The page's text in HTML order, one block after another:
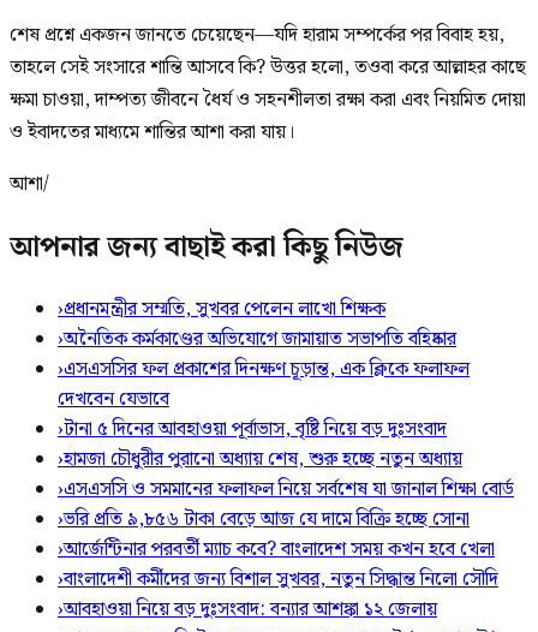
শেষ প্রশ্নে একজন জানতে চেয়েছেন—যদি হারাম সম্পর্কের পর বিবাহ হয়,
তাহলে সেই সংসারে শান্তি আসবে কি? উত্তর হলো, তওবা করে আল্লাহর কাছে
ক্ষমা চাওয়া, দাম্পত্য জীবনে ধৈর্য ও সহনশীলতা রক্ষা করা এবং নিয়মিত দোয়া
ও ইবাদতের মাধ্যমে শান্তির আশা করা যায়।
আশা/
আপনার জন্য বাছাই করা কিছু নিউজ
›প্রধানমন্ত্রীর সম্মতি, সুখবর পেলেন লাখো শিক্ষক
›অনৈতিক কর্মকাণ্ডের অভিযোগে জামায়াত সভাপতি বহিষ্কার
›এসএসসির ফল প্রকাশের দিনক্ষণ চূড়ান্ত, এক ক্লিকে ফলাফল
দেখবেন যেভাবে
›টানা ৫ দিনের আবহাওয়া পূর্বাভাস, বৃষ্টি নিয়ে বড় দুঃসংবাদ
›হামজা চৌধুরীর পুরানো অধ্যায় শেষ, শুরু হচ্ছে নতুন অধ্যায়
›এসএসসি ও সমমানের ফলাফল নিয়ে সর্বশেষ যা জানাল শিক্ষা বোর্ড
›ভরি প্রতি ৯,৮৫৬ টাকা বেড়ে আজ যে দামে বিক্রি হচ্ছে সোনা
›আর্জেন্টিনার পরবর্তী ম্যাচ কবে? বাংলাদেশ সময় কখন হবে খেলা
›বাংলাদেশী কর্মীদের জন্য বিশাল সুখবর, নতুন সিদ্ধান্ত নিলো সৌদি
›আবহাওয়া নিয়ে বড় দুঃসংবাদ: বন্যার আশঙ্কা ১২ জেলায়